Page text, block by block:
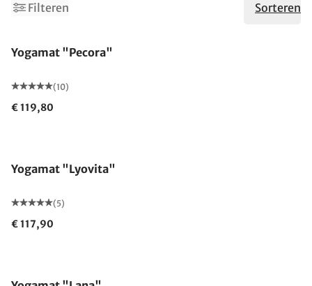
Filteren Sorteren
Yogamat "Pecora"
(10)
€ 119,80
Yogamat "Lyovita"
(5)
€ 117,90